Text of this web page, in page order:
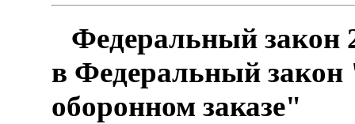
Федеральный закон
в Федеральный закон
оборонном заказе"